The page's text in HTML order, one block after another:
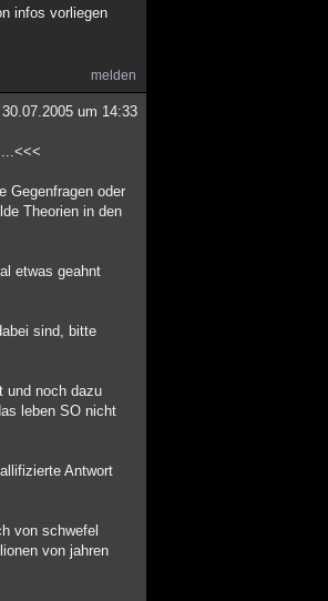
infos vorliegen
melden
30.07.2005 um 14:33
Gegenfragen oder
Theorien in den
etwas geahnt
sind, bitte
und noch dazu
leben SO nicht
Antwort
von schwefel
von jahren